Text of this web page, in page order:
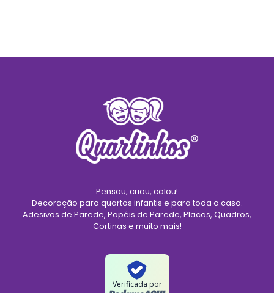
Pensou, criou, colou!
Decoração para quartos infantis e para toda a casa.
Adesivos de Parede, Papéis de Parede, Placas, Quadros,
Cortinas e muito mais!
Verificada por